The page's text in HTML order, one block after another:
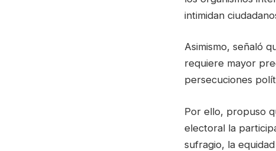
intimidan
Asimismo, señaló
requiere mayor
persecuciones
Por ello, propuso
electoral la
sufragio, la